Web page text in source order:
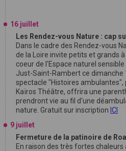
16 juillet
Les Rendez-vous Nature : cap
Dans le cadre des Rendez-vous
de la Loire invite petits et grands
coeur de l'Espace naturel
Just-Saint-Rambert ce dimanche
spectacle "Histoires
Kaïros Théâtre, offrira une
prendront vie au fil d'une
nature. Gratuit sur inscription ICI
9 juillet
Fermeture de la patinoire de
En raison des très fortes